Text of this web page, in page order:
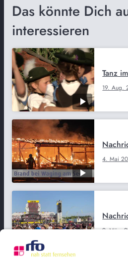
Das könnte Dich
interessieren
19. Aug.
Tanz
4. Mai
9. März